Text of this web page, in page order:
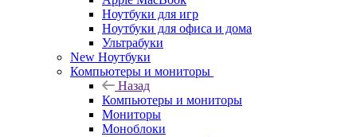
Ноутбуки для игр
Ноутбуки для офиса и дома
Ультрабуки
New Ноутбуки
Компьютеры и мониторы
Назад
Компьютеры и мониторы
Мониторы
Моноблоки